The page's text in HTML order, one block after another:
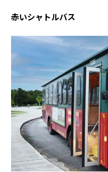
赤いシャトルバス